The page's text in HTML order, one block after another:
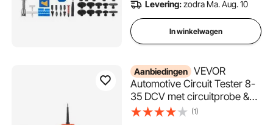
Levering:zodra Ma. Aug. 10
In winkelwagen
Aanbiedingen VEVOR
Automotive Circuit Tester 8-
35 DCV met circuitprobe &
TFT-kleurendisplay &
(1)